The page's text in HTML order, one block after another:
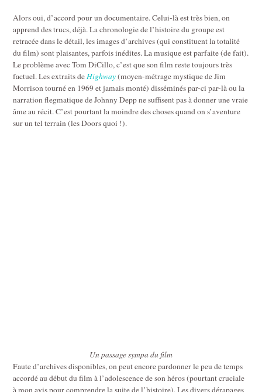
Alors oui, d’accord pour un documentaire. Celui-là est très bien, on
apprend des trucs, déjà. La chronologie de l’histoire du groupe est
retracée dans le détail, les images d’archives (qui constituent la totalité
du film) sont plaisantes, parfois inédites. La musique est parfaite (de fait).
Le problème avec Tom DiCillo, c’est que son film reste toujours très
factuel. Les extraits deHighway(moyen-métrage mystique de Jim
Morrison tourné en 1969 et jamais monté) disséminés par-ci par-là ou la
narration flegmatique de Johnny Depp ne suffisent pas à donner une vraie
âme au récit. C’est pourtant la moindre des choses quand on s’aventure
sur un tel terrain (les Doors quoi !).
Un passage sympa du film
Faute d’archives disponibles, on peut encore pardonner le peu de temps
accordé au début du film à l’adolescence de son héros (pourtant cruciale
à mon avis pour comprendre la suite de l’histoire). Les divers dérapages